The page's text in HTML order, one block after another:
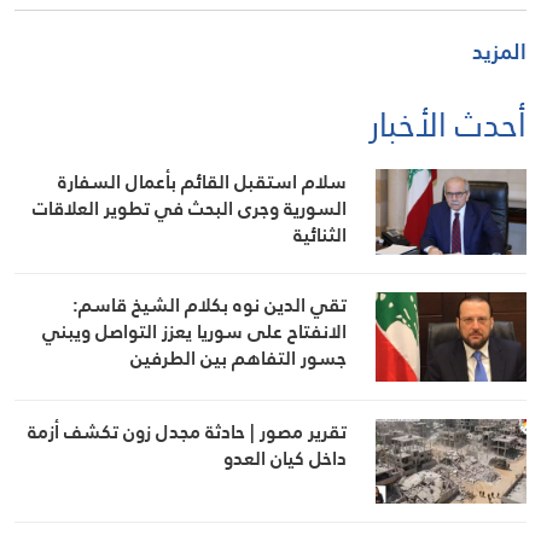
المزيد
أحدث الأخبار
سلام استقبل القائم بأعمال السفارة
السورية وجرى البحث في تطوير العلاقات
الثنائية
تقي الدين نوه بكلام الشيخ قاسم:
الانفتاح على سوريا يعزز التواصل ويبني
جسور التفاهم بين الطرفين
تقرير مصور | حادثة مجدل زون تكشف أزمة
داخل كيان العدو